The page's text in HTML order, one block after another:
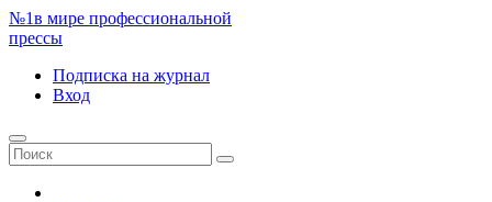
№1в мире профессиональной
прессы
Подписка на журнал
Вход